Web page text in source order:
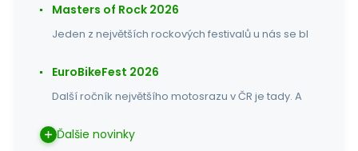
Masters of Rock 2026
Jeden z největších rockových festivalů u nás se bl
EuroBikeFest 2026
Další ročník největšího motosrazu v ČR je tady. A
Ďalšie novinky